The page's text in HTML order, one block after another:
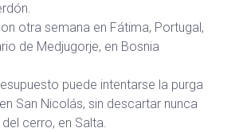
otra semana en Fátima, Portugal,
de Medjugorje, en Bosnia
puede intentarse la purga
San Nicolás, sin descartar nunca
cerro, en Salta.